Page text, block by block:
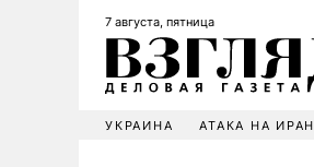
7 августа, пятница
УКРАИНА АТАКА НА ИРАН